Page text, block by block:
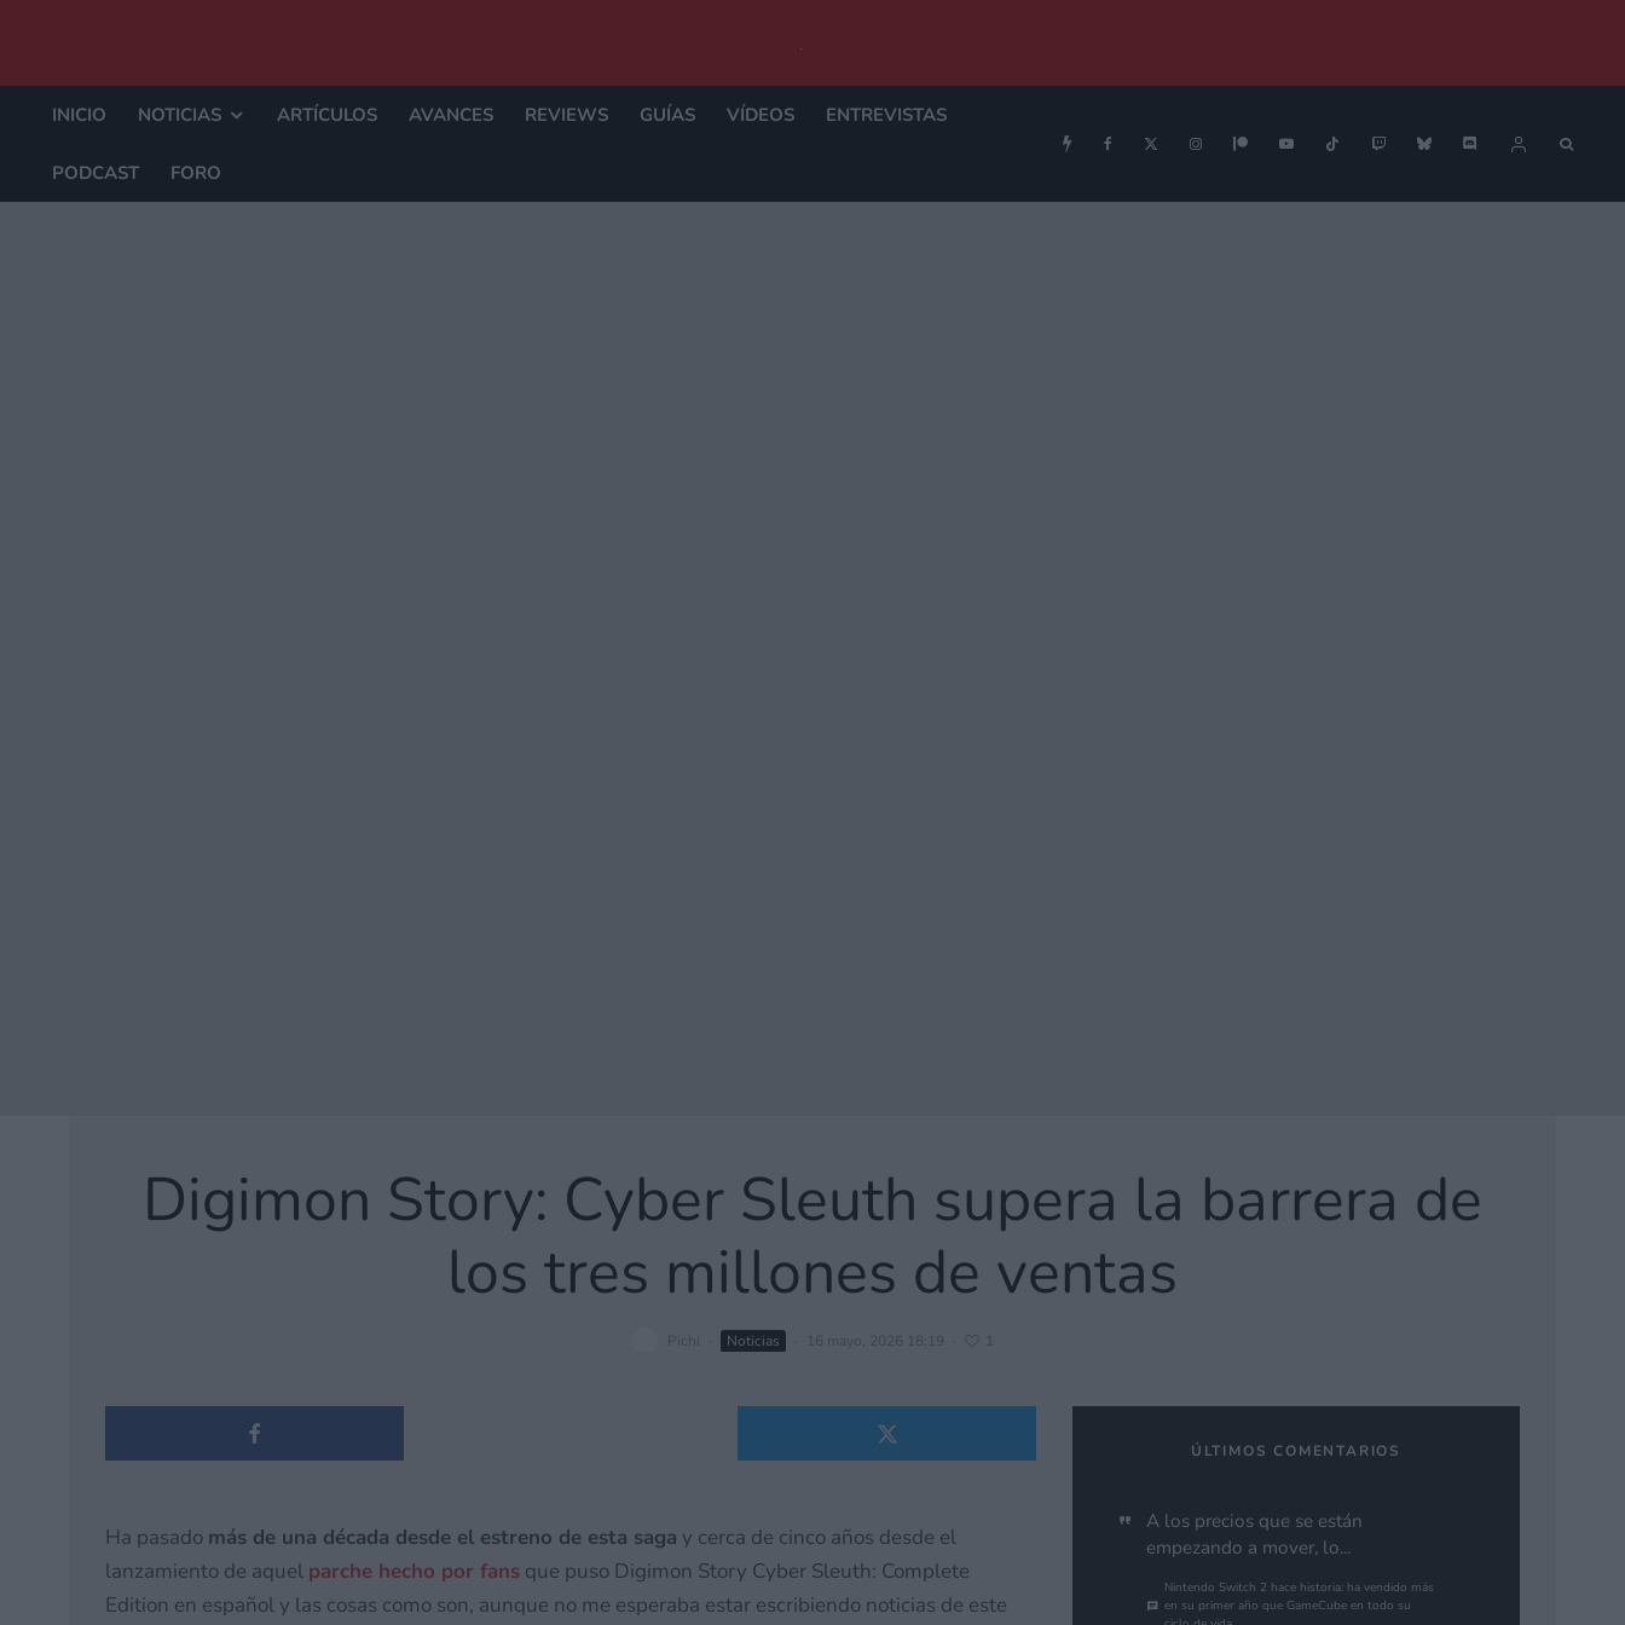
INICIO NOTICIAS ARTÍCULOS AVANCES REVIEWS GUÍAS VÍDEOS ENTREVISTAS
PODCAST FORO
Digimon Story: Cyber Sleuth supera la barrera de
los tres millones de ventas
Pichi Noticias 16 mayo, 2026 18:19 1
Ha pasado más de una década desde el estreno de esta saga y cerca de cinco años desde el
lanzamiento de aquel parche hecho por fans que puso Digimon Story Cyber Sleuth: Complete
Edition en español y las cosas como son, aunque no me esperaba estar escribiendo noticias de este
ÚLTIMOS COMENTARIOS
A los precios que se están
empezando a mover, lo...
Nintendo Switch 2 hace historia: ha vendido más
en su primer año que GameCube en todo su